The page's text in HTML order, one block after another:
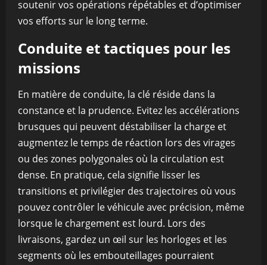
soutenir vos opérations répétables et d’optimiser
vos efforts sur le long terme.
Conduite et tactiques pour les
missions
En matière de conduite, la clé réside dans la
constance et la prudence. Evitez les accélérations
brusques qui peuvent déstabiliser la charge et
augmentez le temps de réaction lors des virages
ou des zones polygonales où la circulation est
dense. En pratique, cela signifie lisser les
transitions et privilégier des trajectoires où vous
pouvez contrôler le véhicule avec précision, même
lorsque le chargement est lourd. Lors des
livraisons, gardez un œil sur les horloges et les
segments où les embouteillages pourraient